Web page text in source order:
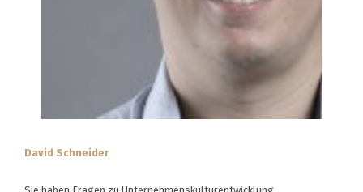
David Schneider